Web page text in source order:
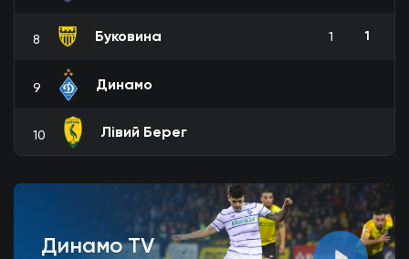
8 Буковина 1 1
9 Динамо
10 Лівий Берег
Динамо TV